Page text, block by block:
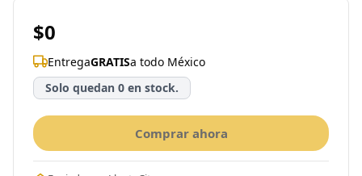
$0
EntregaGRATISa todo México
Solo quedan 0 en stock.
Comprar ahora